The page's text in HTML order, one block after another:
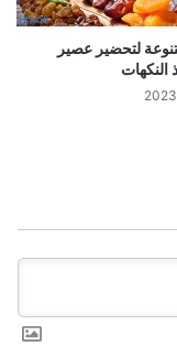
لتحضير عصير
النكهات